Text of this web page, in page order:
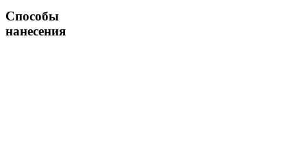
Способы
нанесения